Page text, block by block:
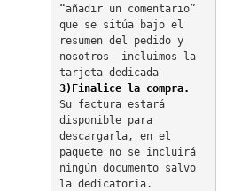
“añadir un comentario”
que se sitúa bajo el
resumen del pedido y
nosotros  incluimos la
tarjeta dedicada
3)Finalice la compra.
Su factura estará
disponible para
descargarla, en el
paquete no se incluirá
ningún documento salvo
la dedicatoria.